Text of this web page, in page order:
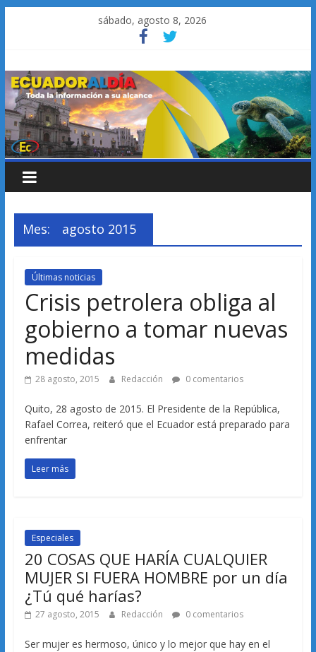
sábado, agosto 8, 2026
Mes: agosto 2015
Últimas noticias
Crisis petrolera obliga al
gobierno a tomar nuevas
medidas
28 agosto, 2015 Redacción 0 comentarios
Quito, 28 agosto de 2015. El Presidente de la República,
Rafael Correa, reiteró que el Ecuador está preparado para
enfrentar
Leer más
Especiales
20 COSAS QUE HARÍA CUALQUIER
MUJER SI FUERA HOMBRE por un día
¿Tú qué harías?
27 agosto, 2015 Redacción 0 comentarios
Ser mujer es hermoso, único y lo mejor que hay en el